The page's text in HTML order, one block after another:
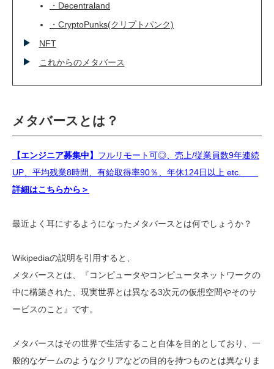
・Decentraland
・CryptoPunks(クリプトパンク)
NFT
これからのメタバース
メタバースとは？
【エンジニア募集中】 フルリモート可◎、売上/従業員数9年連続
UP、平均残業8時間、有給取得率90％、年休124日以上 etc.
詳細はこちらから＞
最近よく耳にするようになったメタバースとは何でしょうか？
Wikipediaの説明を引用すると、
メタバースとは、『コンピュータやコンピュータネットワークの
中に構築された、現実世界とは異なる3次元の仮想空間やそのサ
ービスのこと』です。
メタバースはその世界で生活すること自体を目的としており、一
般的なゲームのようなクリアなどの目的を持つものとは異なりま